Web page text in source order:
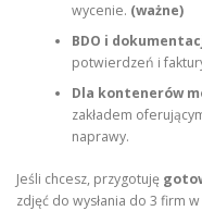
wycenie. (ważne)
BDO i
potwierdzeń i
Dla kontenerów
zakładem
naprawy.
Jeśli chcesz, przygotuję
zdjęć do wysłania do 3 firm